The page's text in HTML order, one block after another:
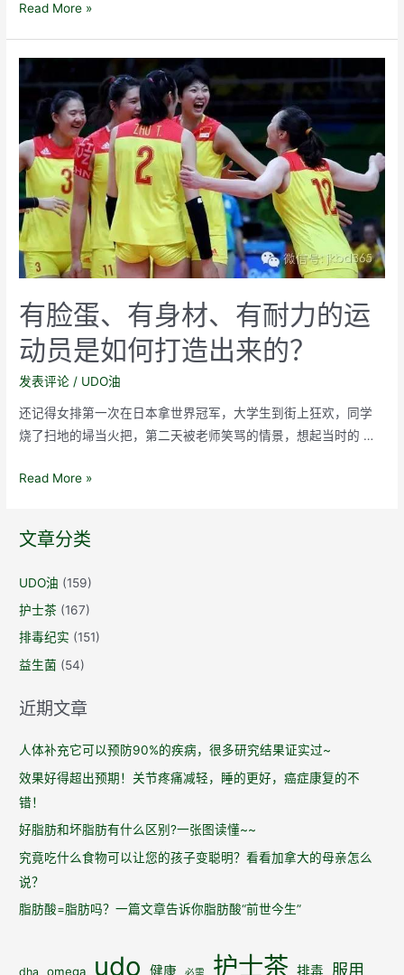
你
么
觉
跑
步
这
么
累？
如
何
在
运
动
享
受
快
Read More »
有脸蛋、有身材、有耐力的运
动员是如何打造出来的？
发表评论 / UDO油
还记得女排第一次在日本拿世界冠军，大学生到街上狂欢，同学
烧了扫地的埽当火把，第二天被老师笑骂的情景，想起当时的 …
有
有
材、
有
耐
力
运
员
是
如
打
造
出
来
Read More »
文章分类
UDO油 (159)
护士茶 (167)
排毒纪实 (151)
益生菌 (54)
近期文章
人体补充它可以预防90%的疾病，很多研究结果证实过~
效果好得超出预期！关节疼痛减轻，睡的更好，癌症康复的不
错！
好脂肪和坏脂肪有什么区别?一张图读懂~~
究竟吃什么食物可以让您的孩子变聪明？看看加拿大的母亲怎么
说？
脂肪酸=脂肪吗？一篇文章告诉你脂肪酸“前世今生”
dha omega udo 健康 必需 护士茶 排毒 服用